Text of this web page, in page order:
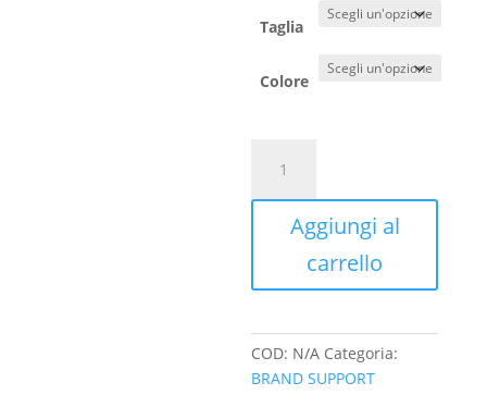
Taglia
Colore
Uomo
Aggiungi al
carrello
COD: N/A Categoria:
BRAND SUPPORT